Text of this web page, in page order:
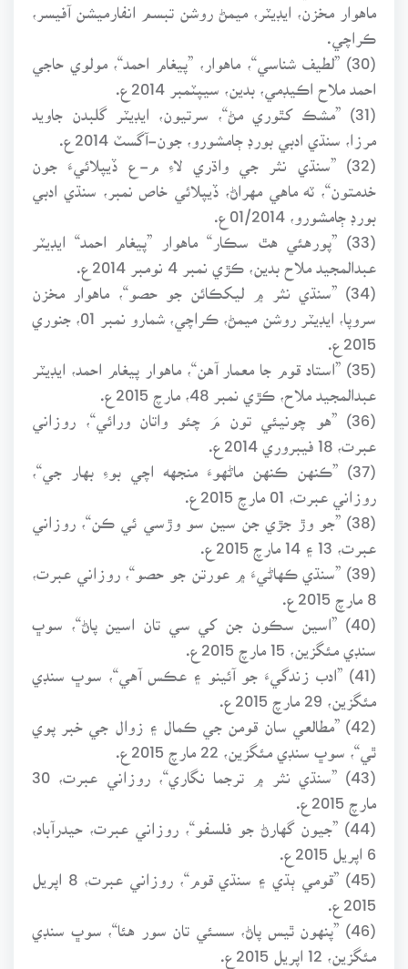
ماهوار مخزن، ايڊيٽر، ميمڻ روشن تبسم انفارميشن آفيسر،
ڪراچي.
(30) ”لطيف شناسي“، ماهوار، ”پيغام احمد“، مولوي حاجي
احمد ملاح اڪيڊمي، بدين، سيپٽمبر 2014ع.
(31) ”مشڪ کٿوري مڻ“، سرتيون، ايڊيٽر گلبدن جاويد
مرزا، سنڌي ادبي بورڊ ڄامشورو، جون-آگسٽ 2014ع.
(32) ”سنڌي نثر جي واڌري لاءِ م-ع ڏيپلائيءَ جون
خدمتون“، ٽه ماهي مهراڻ، ڏيپلائي خاص نمبر، سنڌي ادبي
بورڊ ڄامشورو، 01/2014ع.
(33) ”پورهئي هٿ سڪار“ ماهوار ”پيغام احمد“ ايڊيٽر
عبدالمجيد ملاح بدين، ڪڙي نمبر 4 نومبر 2014ع.
(34) ”سنڌي نثر ۾ ليکڪائن جو حصو“، ماهوار مخزن
2015ع.
(35) ”استاد قوم جا معمار آهن“، ماهوار پيغام احمد، ايڊيٽر
عبدالمجيد ملاح، ڪڙي نمبر 48، مارچ 2015ع.
(36) ”هو چونيئي تون مَ چئو واتان ورائي“، روزاني
(37) ”ڪنهن ڪنهن ماڻهوءَ منجهه اچي بوءِ بهار جي“،
روزاني عبرت، 01 مارچ 2015ع.
(38) ”جو وڙ جڙي جن سين سو وڙسي ئي ڪن“، روزاني
(39) ”سنڌي ڪهاڻيءَ ۾ عورتن جو حصو“، روزاني عبرت،
8 مارچ 2015ع.
(40) ”اسين سڪون جن کي سي تان اسين پاڻ“، سوڀ
سنڊي مئگزين، 15 مارچ 2015ع.
(41) ”ادب زندگيءَ جو آئينو ۽ عڪس آهي“، سوڀ سنڊي
مئگزين، 29 مارچ 2015ع.
(42) ”مطالعي سان قومن جي ڪمال ۽ زوال جي خبر پوي
ٿي“، سوڀ سنڊي مئگزين، 22 مارچ 2015ع.
(43) ”سنڌي نثر ۾ ترجما نگاري“، روزاني عبرت، 30
مارچ 2015ع.
(44) ”جيون گهارڻ جو فلسفو“، روزاني عبرت، حيدرآباد،
6 اپريل 2015ع.
(45) ”قومي ٻڌي ۽ سنڌي قوم“، روزاني عبرت، 8 اپريل
2015ع.
(46) ”پنهون ٿيس پاڻ، سسئي تان سور هئا“، سوڀ سنڊي
مئگزين، 12 اپريل 2015ع.